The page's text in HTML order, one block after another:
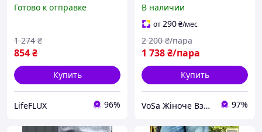
Готово к отправке
854₴
1 274 ₴
Купить
LifeFLUX 96%
В наличии
от290₴/мес
1 738₴/пара
2 200 ₴/пара
Купить
VoSa Жіноче Взуття 97%